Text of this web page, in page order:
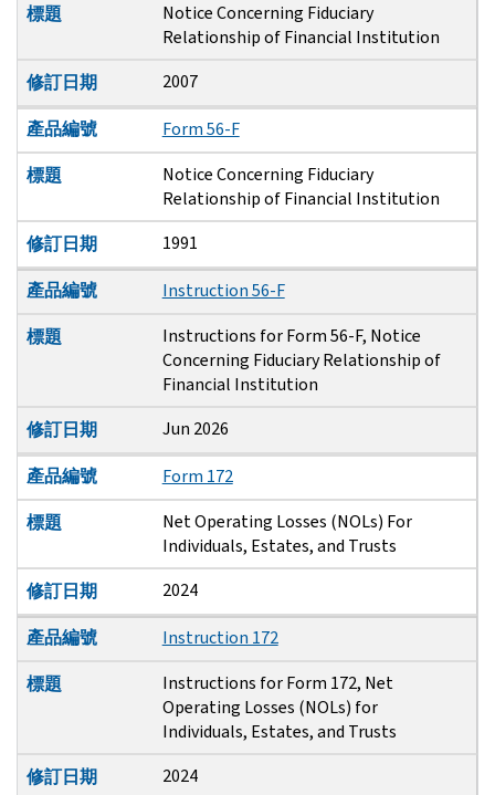
標題
Notice Concerning Fiduciary
Relationship of Financial Institution
修訂日期
2007
產品編號
Form 56-F
標題
Notice Concerning Fiduciary
Relationship of Financial Institution
修訂日期
1991
產品編號
Instruction 56-F
標題
Instructions for Form 56-F, Notice
Concerning Fiduciary Relationship of
Financial Institution
修訂日期
Jun 2026
產品編號
Form 172
標題
Net Operating Losses (NOLs) For
Individuals, Estates, and Trusts
修訂日期
2024
產品編號
Instruction 172
標題
Instructions for Form 172, Net
Operating Losses (NOLs) for
Individuals, Estates, and Trusts
修訂日期
2024